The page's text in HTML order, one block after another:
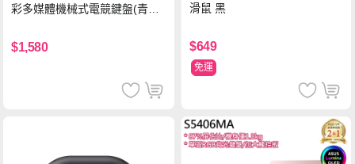
彩多媒體機械式電競鍵盤(青軸)
$1,580
滑鼠 黑
$649
免運